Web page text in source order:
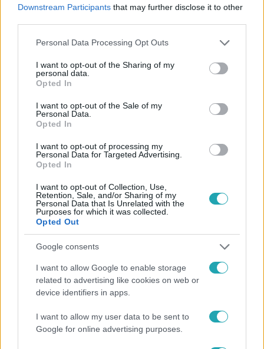
Downstream Participants that may further disclose it to other
Please note that this website/app uses one or more Google
not limited to your visit or usage behaviour. You may click to
grant or deny consent to Google and its third-party tags to
use your data for below specified purposes in below Google
consent section.
Personal Data Processing Opt Outs
I want to opt-out of the Sharing of my
personal data.
Opted In
I want to opt-out of the Sale of my
Personal Data.
Opted In
I want to opt-out of processing my
Personal Data for Targeted Advertising.
Opted In
I want to opt-out of Collection, Use,
Retention, Sale, and/or Sharing of my
Personal Data that Is Unrelated with the
Purposes for which it was collected.
Opted Out
Google consents
I want to allow Google to enable storage
related to advertising like cookies on web or
device identifiers in apps.
I want to allow my user data to be sent to
Google for online advertising purposes.
Facebookon is!
ADÁSRÉSZLETEK
TOP HÍREK